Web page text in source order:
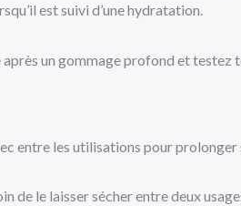
est suivi d’une hydratation.
un gommage profond et
entre les utilisations pour
de le laisser sécher entre deux